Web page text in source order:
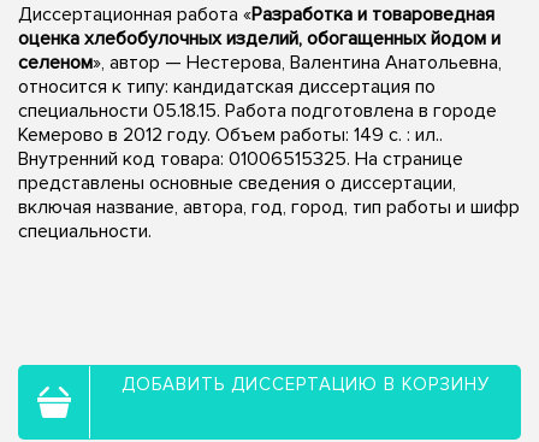
Диссертационная работа «Разработка и товароведная
оценка хлебобулочных изделий, обогащенных йодом и
селеном», автор — Нестерова, Валентина Анатольевна,
относится к типу: кандидатская диссертация по
специальности 05.18.15. Работа подготовлена в городе
Кемерово в 2012 году. Объем работы: 149 с. : ил..
Внутренний код товара: 01006515325. На странице
представлены основные сведения о диссертации,
включая название, автора, год, город, тип работы и шифр
специальности.
ДОБАВИТЬ ДИССЕРТАЦИЮ В КОРЗИНУ